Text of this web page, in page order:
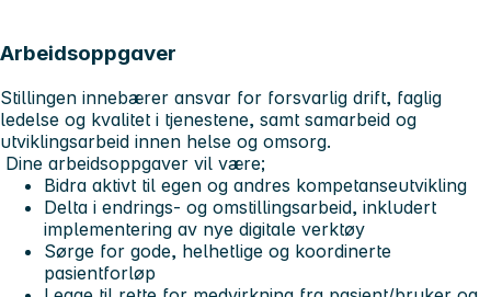
Arbeidsoppgaver
Stillingen innebærer ansvar for forsvarlig drift, faglig
ledelse og kvalitet i tjenestene, samt samarbeid og
utviklingsarbeid innen helse og omsorg.
Dine arbeidsoppgaver vil være;
Bidra aktivt til egen og andres kompetanseutvikling
Delta i endrings- og omstillingsarbeid, inkludert
implementering av nye digitale verktøy
Sørge for gode, helhetlige og koordinerte
pasientforløp